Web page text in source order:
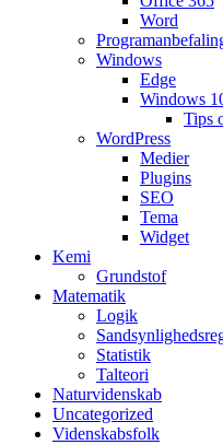
Word
Windows
Edge
Windows
Tips
WordPress
Medier
Plugins
SEO
Tema
Widget
Kemi
Grundstof
Matematik
Logik
Statistik
Talteori
Naturvidenskab
Uncategorized
Videnskabsfolk